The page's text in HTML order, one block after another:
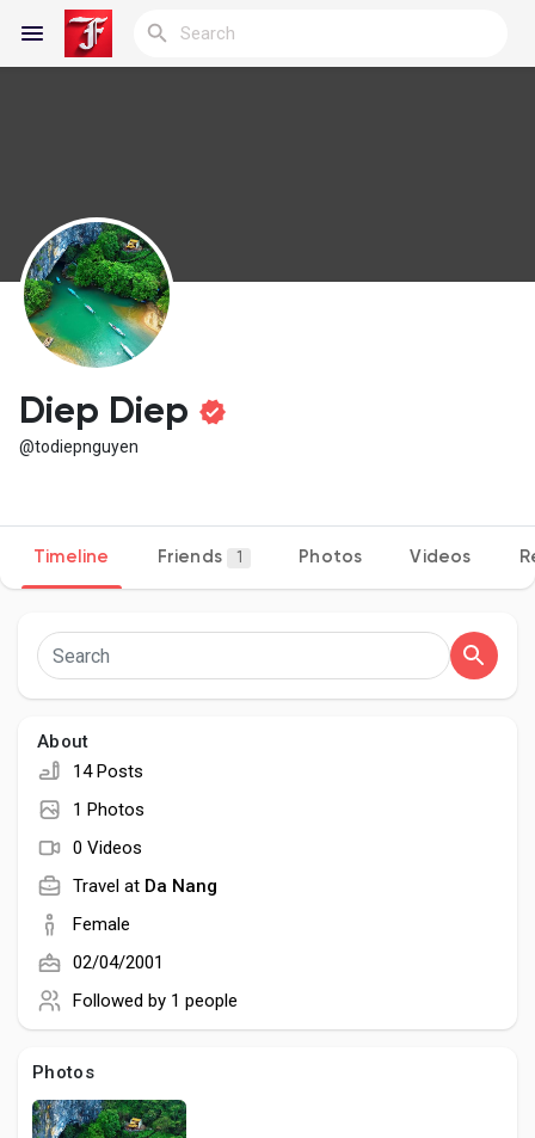
Discover Blogs
My Blogs
Discover Groups
Discover Pages
Discover Posts
Developers
Social Networth OS
Diep Diep
@todiepnguyen
Timeline Friends 1 Photos Videos
About
14 Posts
1 Photos
0 Videos
Travel at Da Nang
Female
02/04/2001
Followed by 1 people
Photos